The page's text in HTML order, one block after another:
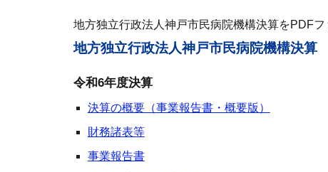
地方独立行政法人神戸市民病院機構決算をPDFフ
地方独立行政法人神戸市民病院機構決算
令和6年度決算
決算の概要（事業報告書・概要版）
財務諸表等
事業報告書